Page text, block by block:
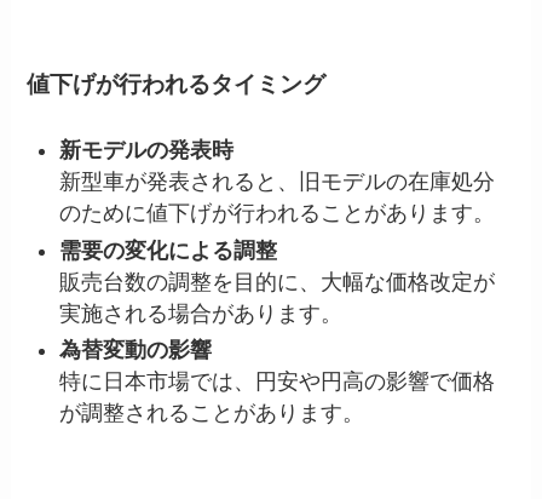
値下げが行われるタイミング
新モデルの発表時
新型車が発表されると、旧モデルの在庫処分
のために値下げが行われることがあります。
需要の変化による調整
販売台数の調整を目的に、大幅な価格改定が
実施される場合があります。
為替変動の影響
特に日本市場では、円安や円高の影響で価格
が調整されることがあります。